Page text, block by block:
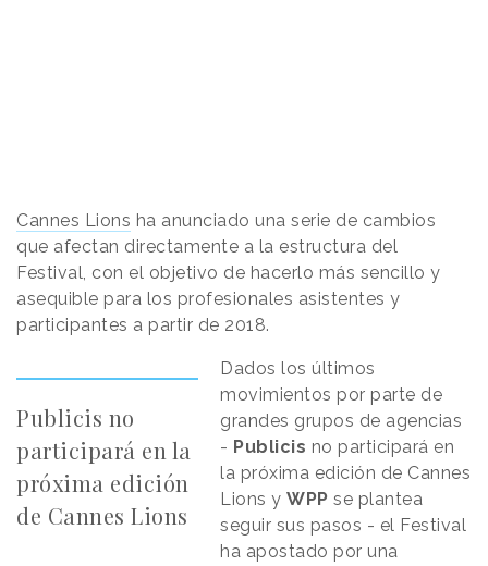
Cannes Lions ha anunciado una serie de cambios
que afectan directamente a la estructura del
Festival, con el objetivo de hacerlo más sencillo y
asequible para los profesionales asistentes y
participantes a partir de 2018.
Publicis no
participará en la
próxima edición
de Cannes Lions
Dados los últimos
movimientos por parte de
grandes grupos de agencias
- Publicis no participará en
la próxima edición de Cannes
Lions yWPP se plantea
seguir sus pasos - el Festival
ha apostado por una